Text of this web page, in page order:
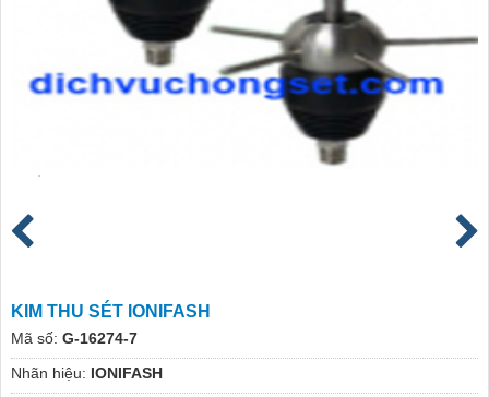
KIM THU SÉT IONIFASH
Mã số: G-16274-7
Nhãn hiệu: IONIFASH